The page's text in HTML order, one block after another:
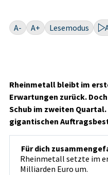
A- A+ Lesemodus
Rheinmetall bleibt im
Erwartungen zurück.
Schub im zweiten
gigantischen
Für dich
Rheinmetall setzte im
Milliarden Euro um.